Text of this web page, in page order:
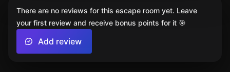
There are no reviews for this escape room yet. Leave
your first review and receive bonus points for it 🎯
Add review